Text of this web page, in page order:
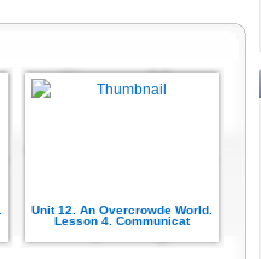
Unit 12. An Overcrowde World.
Lesson 4. Communicat